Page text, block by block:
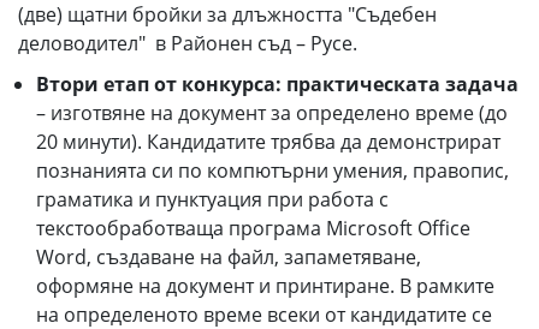
(две) щатни бройки за длъжността "Съдебен
деловодител" в Районен съд – Русе.
Втори етап от конкурса: практическата задача
– изготвяне на документ за определено време (до
20 минути). Кандидатите трябва да демонстрират
познанията си по компютърни умения, правопис,
граматика и пунктуация при работа с
текстообработваща програма Microsoft Office
Word, създаване на файл, запаметяване,
оформяне на документ и принтиране. В рамките
на определеното време всеки от кандидатите се